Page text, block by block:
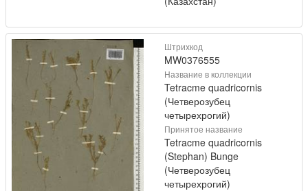
Штрихкод
MW0376555
Название в коллекции
Tetracme quadricornis
(Четверозубец
четырехрогий)
Принятое название
Tetracme quadricornis
(Stephan) Bunge
(Четверозубец
четырехрогий)